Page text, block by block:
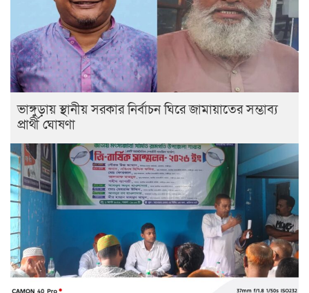
ভাঙ্গুড়ায় স্থানীয় সরকার নির্বাচন ঘিরে জামায়াতের সম্ভাব্য
প্রার্থী ঘোষণা